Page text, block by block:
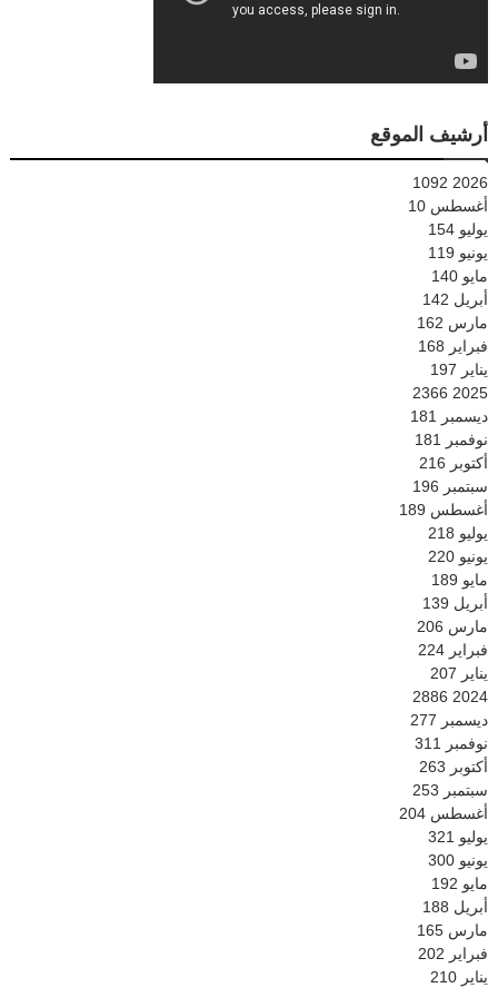
أرشيف الموقع
2026
1092
أغسطس 10
يوليو 154
يونيو 119
مايو 140
أبريل 142
مارس 162
فبراير 168
يناير 197
2025
2366
ديسمبر 181
نوفمبر 181
أكتوبر 216
سبتمبر 196
أغسطس 189
يوليو 218
يونيو 220
مايو 189
أبريل 139
مارس 206
فبراير 224
يناير 207
2024
2886
ديسمبر 277
نوفمبر 311
أكتوبر 263
سبتمبر 253
أغسطس 204
يوليو 321
يونيو 300
مايو 192
أبريل 188
مارس 165
فبراير 202
يناير 210